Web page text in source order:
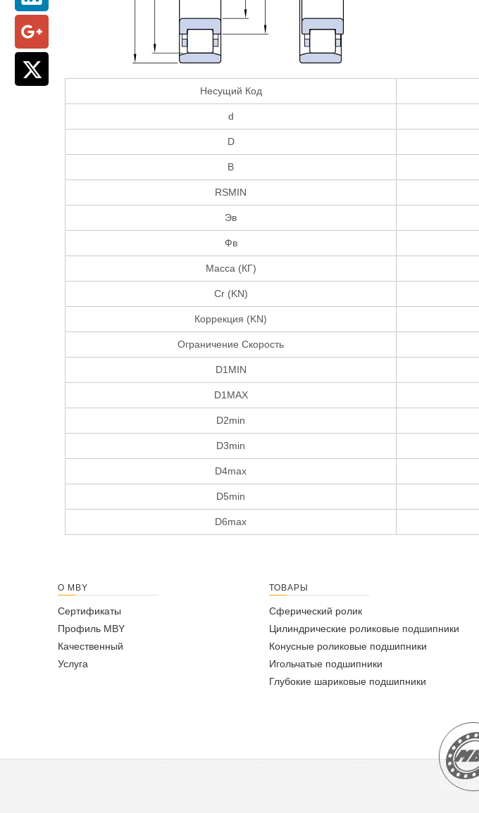
Несущий Код
d
D
B
RSMIN
Эв
Фв
Масса (КГ)
Cr (KN)
Коррекция (KN)
Ограничение Скорость
D1MIN
D1MAX
D2min
D3min
D4max
D5min
D6max
О MBY
Сертификаты
Профиль MBY
Качественный
Услуга
ТОВАРЫ
Сферический ролик
Цилиндрические роликовые подшипники
Конусные роликовые подшипники
Игольчатые подшипники
Глубокие шариковые подшипники